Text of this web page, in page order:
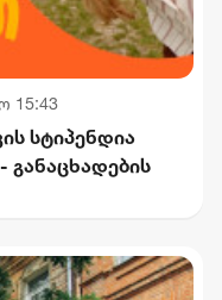
15:43
სტიპენდია
განაცხადების